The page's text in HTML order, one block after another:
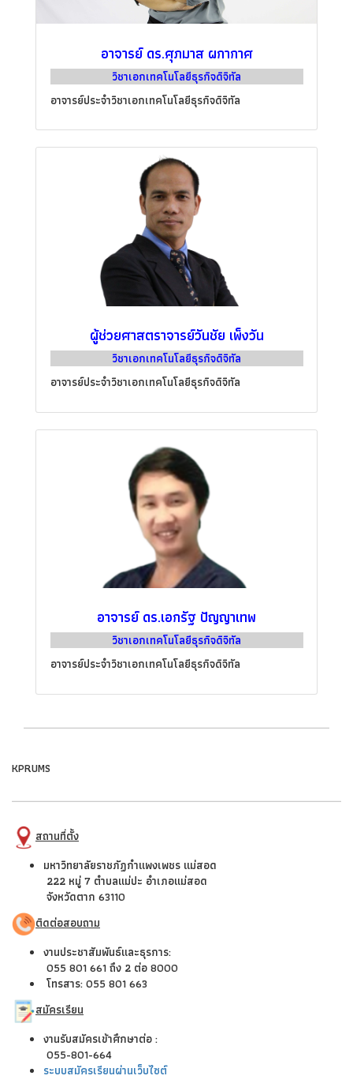
อาจารย์ ดร.ศุภมาส ผกากาศ
วิชาเอกเทคโนโลยีธุรกิจดิจิทัล
อาจารย์ประจำวิชาเอกเทคโนโลยีธุรกิจดิจิทัล
ผู้ช่วยศาสตราจารย์วันชัย เพ็งวัน
วิชาเอกเทคโนโลยีธุรกิจดิจิทัล
อาจารย์ประจำวิชาเอกเทคโนโลยีธุรกิจดิจิทัล
อาจารย์ ดร.เอกรัฐ ปัญญาเทพ
วิชาเอกเทคโนโลยีธุรกิจดิจิทัล
อาจารย์ประจำวิชาเอกเทคโนโลยีธุรกิจดิจิทัล
KPRUMS
สถานที่ตั้ง
มหาวิทยาลัยราชภัฏกำแพงเพชร แม่สอด
222 หมู่ 7 ตำบลแม่ปะ อำเภอแม่สอด
จังหวัดตาก 63110
ติดต่อสอบถาม
งานประชาสัมพันธ์และธุรการ:
055 801 661 ถึง 2 ต่อ 8000
โทรสาร: 055 801 663
สมัครเรียน
งานรับสมัครเข้าศึกษาต่อ :
055-801-664
ระบบสมัครเรียนผ่านเว็บไซต์